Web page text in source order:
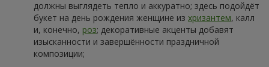
должны выглядеть тепло и аккуратно; здесь подойдёт
букет на день рождения женщине из хризантем, калл
и, конечно, роз; декоративные акценты добавят
изысканности и завершённости праздничной
композиции;